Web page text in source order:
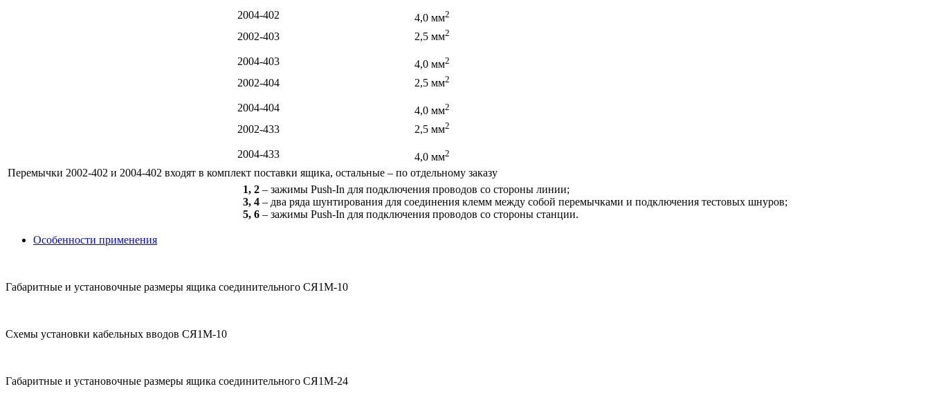
2004-402 4,0 мм2
2002-403
2004-403
2,5 мм2
4,0 мм2
2002-404
2004-404
2,5 мм2
4,0 мм2
2002-433
2004-433
2,5 мм2
4,0 мм2
Перемычки 2002-402 и 2004-402 входят в комплект поставки ящика, остальные – по отдельному заказу
1, 2 – зажимы Push-In для подключения проводов со стороны линии;
3, 4 – два ряда шунтирования для соединения клемм между собой перемычками и подключения тестовых шнуров;
5, 6 – зажимы Push-In для подключения проводов со стороны станции.
Особенности применения
Габаритные и установочные размеры ящика соединительного СЯ1М-10
Схемы установки кабельных вводов СЯ1М-10
Габаритные и установочные размеры ящика соединительного СЯ1М-24